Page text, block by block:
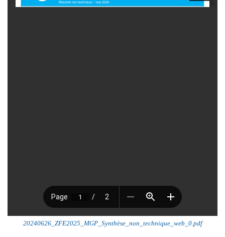
20240626_ZFE2025_MGP_Synthèse_non_technique_web_0.pdf